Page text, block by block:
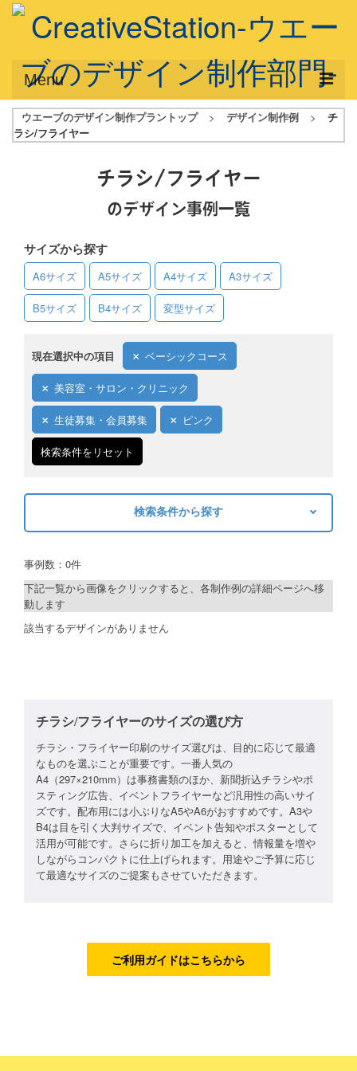
Menu
サービス概要
デザインアシスト
フルデザイン
データ修正
写真からイラスト作成
デザイン制作例
ご利用料金
ご利用ガイド
ご利用の流れ
ご注文方法について
FAQ（よくあるご質問）
ご利用規約
お見積り・お問合せ
ウエーブのデザイン制作プラントップ > デザイン制作例 >
チ
ラシ/フライヤー
チラシ/フライヤー
のデザイン事例一覧
サイズから探す
A6サイズ A5サイズ A4サイズ A3サイズ
B5サイズ B4サイズ 変型サイズ
現在選択中の項目 ベーシックコース
美容室・サロン・クリニック
生徒募集・会員募集 ピンク
検索条件をリセット
検索条件から探す
制作プランで探す
ゴールドコース
フルデザイン
データ修正
ジャンルで探す
販売・ショップ・サービス
観光・旅行会社・ホテル・旅館
学校・塾・習い事
その他
事例数：0件
下記一覧から画像をクリックすると、各制作例の詳細ページへ移
動します
該当するデザインがありません
チラシ/フライヤーのサイズの選び方
チラシ・フライヤー印刷のサイズ選びは、目的に応じて最適
なものを選ぶことが重要です。一番人気の
A4（297×210mm）は事務書類のほか、新聞折込チラシやポ
スティング広告、イベントフライヤーなど汎用性の高いサイ
ズです。配布用には小ぶりなA5やA6がおすすめです。A3や
B4は目を引く大判サイズで、イベント告知やポスターとして
活用が可能です。さらに折り加工を加えると、情報量を増や
しながらコンパクトに仕上げられます。用途やご予算に応じ
て最適なサイズのご提案もさせていただきます。
ご利用ガイドはこちらから